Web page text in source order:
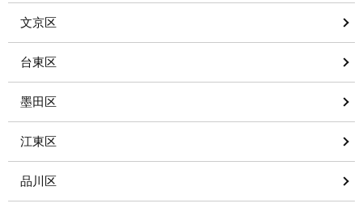
文京区
台東区
墨田区
江東区
品川区